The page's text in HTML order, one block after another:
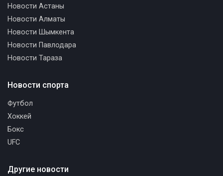
Новости Астаны
Новости Алматы
Новости Шымкента
Новости Павлодара
Новости Тараза
Новости спорта
Футбол
Хоккей
Бокс
UFC
Другие новости